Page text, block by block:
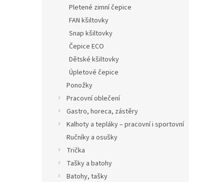
Pletené zimní čepice
FAN kšiltovky
Snap kšiltovky
Čepice ECO
Dětské kšiltovky
Úpletové čepice
Ponožky
Pracovní oblečení
Gastro, horeca, zástěry
Kalhoty a tepláky – pracovní i sportovní
Ručníky a osušky
Trička
Tašky a batohy
Batohy, tašky